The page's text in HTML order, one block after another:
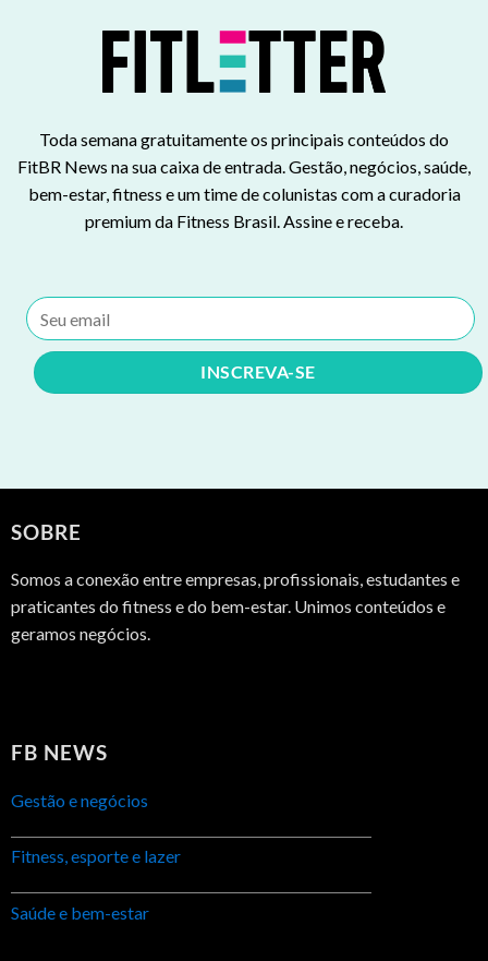
Toda semana gratuitamente os principais conteúdos do
FitBR News na sua caixa de entrada. Gestão, negócios, saúde,
bem-estar, fitness e um time de colunistas com a curadoria
premium da Fitness Brasil. Assine e receba.
SOBRE
Somos a conexão entre empresas, profissionais, estudantes e
praticantes do fitness e do bem-estar. Unimos conteúdos e
geramos negócios.
FB NEWS
Gestão e negócios
Fitness, esporte e lazer
Saúde e bem-estar